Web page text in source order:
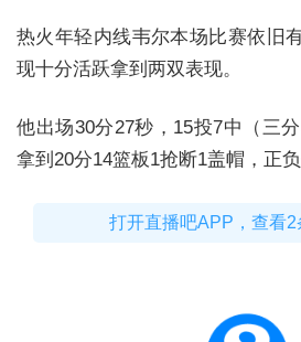
热火年轻内线韦尔本场比赛依旧
现十分活跃拿到两双表现。
他出场30分27秒，15投7中（三
拿到20分14篮板1抢断1盖帽，正负
打开直播吧APP，查看